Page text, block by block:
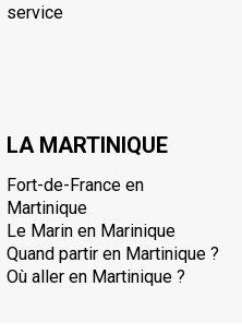
service
LA MARTINIQUE
Fort-de-France en
Martinique
Le Marin en Marinique
Quand partir en Martinique ?
Où aller en Martinique ?